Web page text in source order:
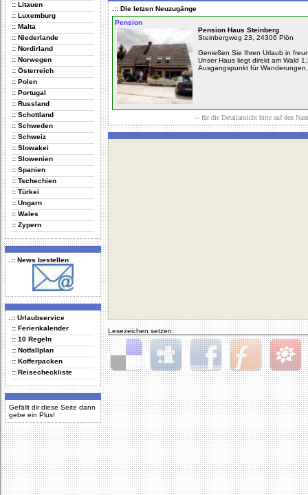
:: Litauen
:: Luxemburg
:: Malta
:: Niederlande
:: Nordirland
:: Norwegen
:: Österreich
:: Polen
:: Portugal
:: Russland
:: Schottland
:: Schweden
:: Schweiz
:: Slowakei
:: Slowenien
:: Spanien
:: Tschechien
:: Türkei
:: Ungarn
:: Wales
:: Zypern
.:: News bestellen
.:: Urlaubservice
:: Ferienkalender
:: 10 Regeln
:: Notfallplan
:: Kofferpacken
:: Reisecheckliste
Gefällt dir diese Seite dann
gebe ein Plus!
.:: Die letzen Neuzugänge
Pension
Pension Haus Steinberg
Steinbergweg 23, 24306 Plön
Genießen Sie Ihren Urlaub in
Unser Haus liegt direkt am Wald
Ausgangspunkt für
-- für die Detailansicht bitte auf den
Lesezeichen setzen:
Delicious Digg Facebook Furl StudiVZ